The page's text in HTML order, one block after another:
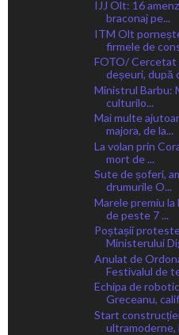
IJJ Olt: 16
braconaj pe...
ITM Olt
firmele de
FOTO/ Cercetat
deșeuri, după
Ministrul Barbu:
culturilo...
Mai multe
majora, de la...
La volan prin
mort de ...
Sute de șoferi,
drumurile O...
Marele premiu
de peste 7 ...
Poștașii
Ministerului
Anulat de
Festivalul de
Echipa de
Greceanu,
Start
ultramoderne,